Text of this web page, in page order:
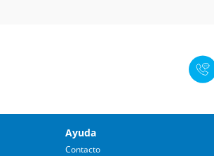
Ayuda
Contacto